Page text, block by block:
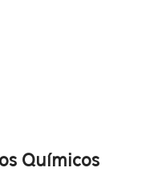
Químicos